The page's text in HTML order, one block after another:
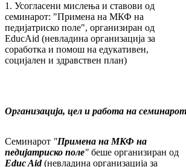
1. Усогласени мислења и ставови од
семинарот: "Примена на МКФ на
педијатриско поле", организиран од
EducAid (невладина организација за
соработка и помош на едукативен,
социјален и здравствен план)
Организација, цел и работа на семинарот
Семинарот "Примена на МКФ на
педијатриско поле" беше организиран од
Educ Aid(невладина организација за